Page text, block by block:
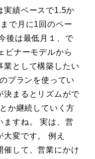
実績ベースで1.5か
で月に1回のペー
後は最低月１、で
ビナーモデルから
業として構築したい
プランを使ってい
決まるとリズムがで
か継続していく方
ますね。 実は、営
変です。 例え
催して、営業にかけ